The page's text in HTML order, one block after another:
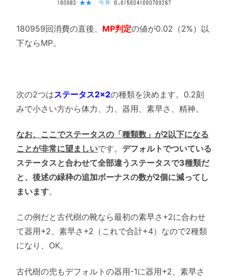
180959回消費の直後、 MP判定の値が0.02（2%）以
下ならMP。
次の2つはステータス2×2の種類を決めます。0.2刻
みで小さい方から体力、力、器用、素早さ、精神。
なお、ここでステータスの「種類数」が2以下になる
ことが非常に望ましいです。 デフォルトでついている
ステータスと合わせて全部違うステータスで3種類だ
と、後述の緑枠の追加ボーナスの数が2個に減ってし
まいます。
この例だと古代樹の靴なら最初の素早さ+2に合わせ
て器用+2、素早さ+2（これで合計+4）なので2種類
になり、OK。
古代樹の兜もデフォルトの器用-1に器用+2、素早さ